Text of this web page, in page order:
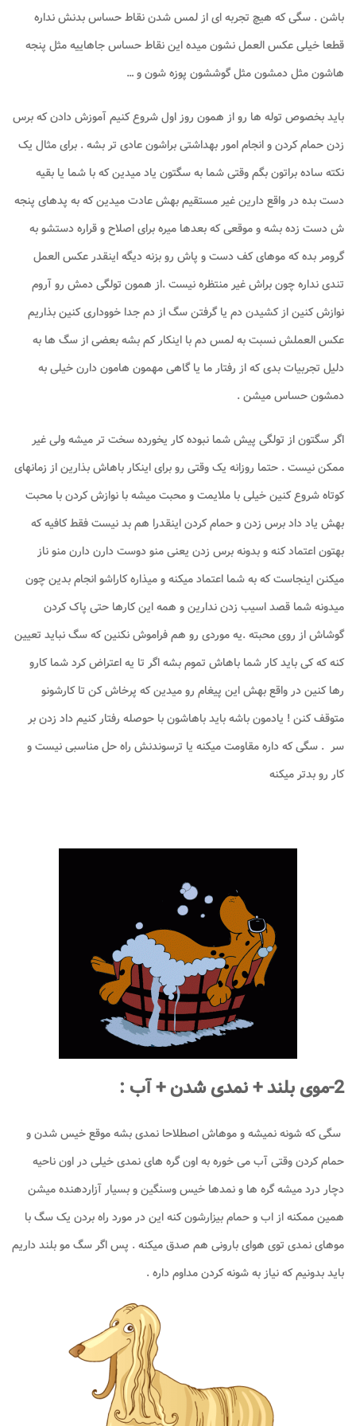
باشن . سگی که هیچ تجربه ای از لمس شدن نقاط حساس بدنش نداره
قطعا خیلی عکس العمل نشون میده این نقاط حساس جاهاییه مثل پنجه
هاشون مثل دمشون مثل گوششون پوزه شون و …
باید بخصوص توله ها رو از همون روز اول شروع کنیم آموزش دادن که برس
زدن حمام کردن و انجام امور بهداشتی براشون عادی تر بشه . برای مثال یک
نکته ساده براتون بگم وقتی شما به سگتون یاد میدین که با شما یا بقیه
دست بده در واقع دارین غیر مستقیم بهش عادت میدین که به پدهای پنجه
ش دست زده بشه و موقعی که بعدها میره برای اصلاح و قراره دستشو به
گرومر بده که موهای کف دست و پاش رو بزنه دیگه اینقدر عکس العمل
تندی نداره چون براش غیر منتظره نیست .از همون تولگی دمش رو آروم
نوازش کنین از کشیدن دم یا گرفتن سگ از دم جدا خووداری کنین بذاریم
عکس العملش نسبت به لمس دم با اینکار کم بشه بعضی از سگ ها به
دلیل تجربیات بدی که از رفتار ما یا گاهی مهمون هامون دارن خیلی به
دمشون حساس میشن .
اگر سگتون از تولگی پیش شما نبوده کار یخورده سخت تر میشه ولی غیر
ممکن نیست . حتما روزانه یک وقتی رو برای اینکار باهاش بذارین از زمانهای
کوتاه شروع کنین خیلی با ملایمت و محبت میشه با نوازش کردن با محبت
بهش یاد داد برس زدن و حمام کردن اینقدرا هم بد نیست فقط کافیه که
بهتون اعتماد کنه و بدونه برس زدن یعنی منو دوست دارن دارن منو ناز
میکنن اینجاست که به شما اعتماد میکنه و میذاره کاراشو انجام بدین چون
میدونه شما قصد اسیب زدن ندارین و همه این کارها حتی پاک کردن
گوشاش از روی محبته .یه موردی رو هم فراموش نکنین که سگ نباید تعیین
کنه که کی باید کار شما باهاش تموم بشه اگر تا یه اعتراض کرد شما کارو
رها کنین در واقع بهش این پیغام رو میدین که پرخاش کن تا کارشونو
متوقف کنن ! یادمون باشه باید باهاشون با حوصله رفتار کنیم داد زدن بر
سر . سگی که داره مقاومت میکنه یا ترسوندنش راه حل مناسبی نیست و
کار رو بدتر میکنه
2-موی بلند + نمدی شدن + آب :
سگی که شونه نمیشه و موهاش اصطلاحا نمدی بشه موقع خیس شدن و
حمام کردن وقتی آب می خوره به اون گره های نمدی خیلی در اون ناحیه
دچار درد میشه گره ها و نمدها خیس وسنگین و بسیار آزاردهنده میشن
همین ممکنه از اب و حمام بیزارشون کنه این در مورد راه بردن یک سگ با
موهای نمدی توی هوای بارونی هم صدق میکنه . پس اگر سگ مو بلند داریم
باید بدونیم که نیاز به شونه کردن مداوم داره .